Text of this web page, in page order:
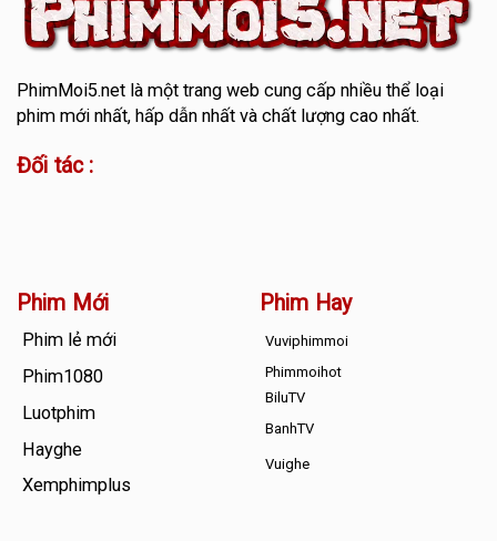
PhimMoi5.netlà một trang web cung cấp nhiều thể loại
phim mới nhất, hấp dẫn nhất và chất lượng cao nhất.
Đối tác :
Phim Mới
Phim lẻ mới
Phim1080
Luotphim
Hayghe
Xemphimplus
Phim Hay
Vuviphimmoi
Phimmoihot
BiluTV
BanhTV
Vuighe